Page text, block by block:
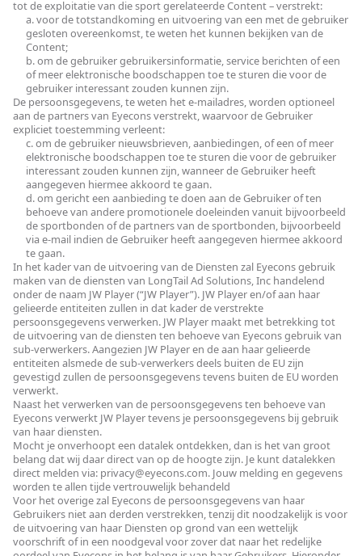
tot de exploitatie van die sport gerelateerde Content – verstrekt:
a. voor de totstandkoming en uitvoering van een met de gebruiker
gesloten overeenkomst, te weten het kunnen bekijken van de
Content;
b. om de gebruiker gebruikersinformatie, service berichten of een
of meer elektronische boodschappen toe te sturen die voor de
gebruiker interessant zouden kunnen zijn.
De persoonsgegevens, te weten het e-mailadres, worden optioneel
aan de partners van Eyecons verstrekt, waarvoor de Gebruiker
expliciet toestemming verleent:
c. om de gebruiker nieuwsbrieven, aanbiedingen, of een of meer
elektronische boodschappen toe te sturen die voor de gebruiker
interessant zouden kunnen zijn, wanneer de Gebruiker heeft
aangegeven hiermee akkoord te gaan.
d. om gericht een aanbieding te doen aan de Gebruiker of ten
behoeve van andere promotionele doeleinden vanuit bijvoorbeeld
de sportbonden of de partners van de sportbonden, bijvoorbeeld
via e-mail indien de Gebruiker heeft aangegeven hiermee akkoord
te gaan.
In het kader van de uitvoering van de Diensten zal Eyecons gebruik
maken van de diensten van LongTail Ad Solutions, Inc handelend
onder de naam JW Player (“JW Player”). JW Player en/of aan haar
gelieerde entiteiten zullen in dat kader de verstrekte
persoonsgegevens verwerken. JW Player maakt met betrekking tot
de uitvoering van de diensten ten behoeve van Eyecons gebruik van
sub-verwerkers. Aangezien JW Player en de aan haar gelieerde
entiteiten alsmede de sub-verwerkers deels buiten de EU zijn
gevestigd zullen de persoonsgegevens tevens buiten de EU worden
verwerkt.
Naast het verwerken van de persoonsgegevens ten behoeve van
Eyecons verwerkt JW Player tevens je persoonsgegevens bij gebruik
van haar diensten.
Mocht je onverhoopt een datalek ontdekken, dan is het van groot
belang dat wij daar direct van op de hoogte zijn. Je kunt datalekken
direct melden via: privacy@eyecons.com. Jouw melding en gegevens
worden te allen tijde vertrouwelijk behandeld
Voor het overige zal Eyecons de persoonsgegevens van haar
Gebruikers niet aan derden verstrekken, tenzij dit noodzakelijk is voor
de uitvoering van haar Diensten op grond van een wettelijk
voorschrift of in een noodgeval voor zover dat naar het redelijke